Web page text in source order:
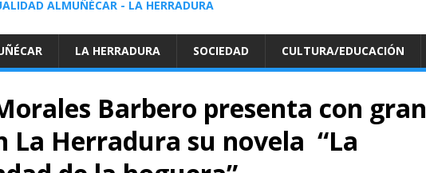
ALMUÑÉCAR - LA HERRADURA
LA HERRADURA SOCIEDAD CULTURA/EDUCACIÓN
Barbero presenta con gran
La Herradura su novela “La